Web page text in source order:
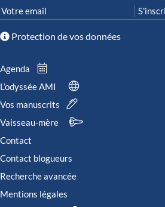
Protection de vos données
Agenda
L’odyssée AMI
Vos manuscrits
Vaisseau-mère
Contact
Contact blogueurs
Recherche avancée
Mentions légales